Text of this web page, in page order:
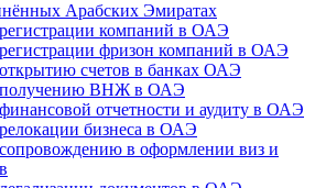
Арабских Эмиратах
компаний в ОАЭ
фризон компаний в ОАЭ
счетов в банках ОАЭ
получению ВНЖ в ОАЭ
отчетности и аудиту в ОАЭ
бизнеса в ОАЭ
в оформлении виз и